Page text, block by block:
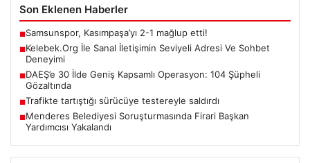
Son Eklenen Haberler
■Samsunspor, Kasımpaşa’yı 2-1 mağlup etti!
■Kelebek.Org İle Sanal İletişimin Seviyeli Adresi Ve Sohbet
Deneyimi
■DAEŞ’e 30 İlde Geniş Kapsamlı Operasyon: 104 Şüpheli
Gözaltında
■Trafikte tartıştığı sürücüye testereyle saldırdı
■Menderes Belediyesi Soruşturmasında Firari Başkan
Yardımcısı Yakalandı